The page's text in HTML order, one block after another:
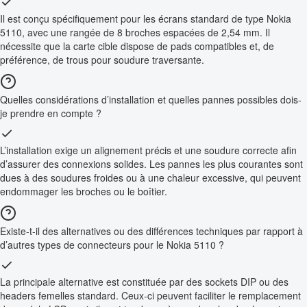
Il est conçu spécifiquement pour les écrans standard de type Nokia
5110, avec une rangée de 8 broches espacées de 2,54 mm. Il
nécessite que la carte cible dispose de pads compatibles et, de
préférence, de trous pour soudure traversante.
Quelles considérations d’installation et quelles pannes possibles dois-
je prendre en compte ?
L’installation exige un alignement précis et une soudure correcte afin
d’assurer des connexions solides. Les pannes les plus courantes sont
dues à des soudures froides ou à une chaleur excessive, qui peuvent
endommager les broches ou le boîtier.
Existe-t-il des alternatives ou des différences techniques par rapport à
d’autres types de connecteurs pour le Nokia 5110 ?
La principale alternative est constituée par des sockets DIP ou des
headers femelles standard. Ceux-ci peuvent faciliter le remplacement